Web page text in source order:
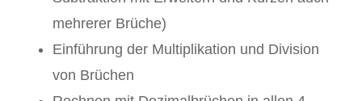
mehrerer Brüche)
Einführung der Multiplikation und Division
von Brüchen